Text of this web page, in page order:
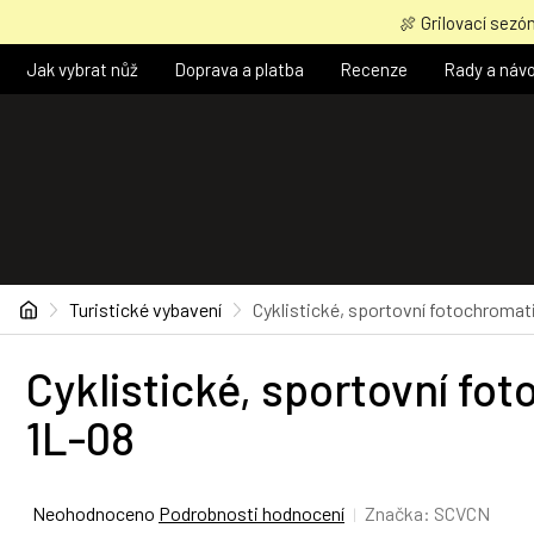
obsah
🍖 Grilovací
Jak vybrat nůž Doprava a platba Recenze Rady a
DomůTuristické vybavení Cyklistické, sportovní
Cyklistické, sportovní
1L-08
Průměrné
Neohodnoceno Podrobnosti hodnocení Značka: SCVCN